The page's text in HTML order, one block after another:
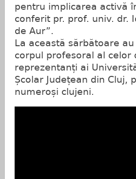
pentru implicarea activă
conferit pr. prof. univ. dr.
de Aur”.
La această sărbătoare
corpul profesoral al celor
reprezentanți ai
Școlar Județean din Cluj,
numeroși clujeni.